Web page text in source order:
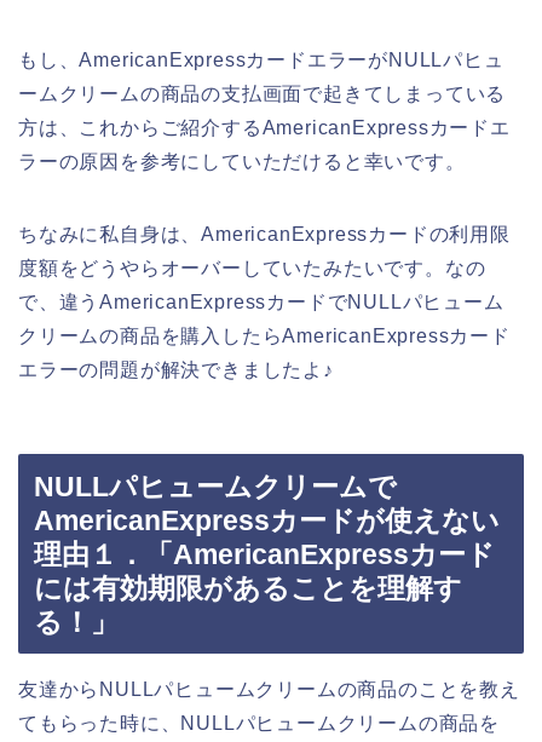
もし、AmericanExpressカードエラーがNULLパヒュ
ームクリームの商品の支払画面で起きてしまっている
方は、これからご紹介するAmericanExpressカードエ
ラーの原因を参考にしていただけると幸いです。
ちなみに私自身は、AmericanExpressカードの利用限
度額をどうやらオーバーしていたみたいです。なの
で、違うAmericanExpressカードでNULLパヒューム
クリームの商品を購入したらAmericanExpressカード
エラーの問題が解決できましたよ♪
NULLパヒュームクリームで
AmericanExpressカードが使えない
理由１．「AmericanExpressカード
には有効期限があることを理解す
る！」
友達からNULLパヒュームクリームの商品のことを教え
てもらった時に、NULLパヒュームクリームの商品を